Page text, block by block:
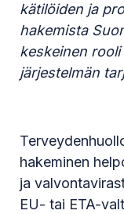
kätilöiden ja
hakemista
keskeinen
järjestelmän
hakeminen
ja
EU- tai ETA-